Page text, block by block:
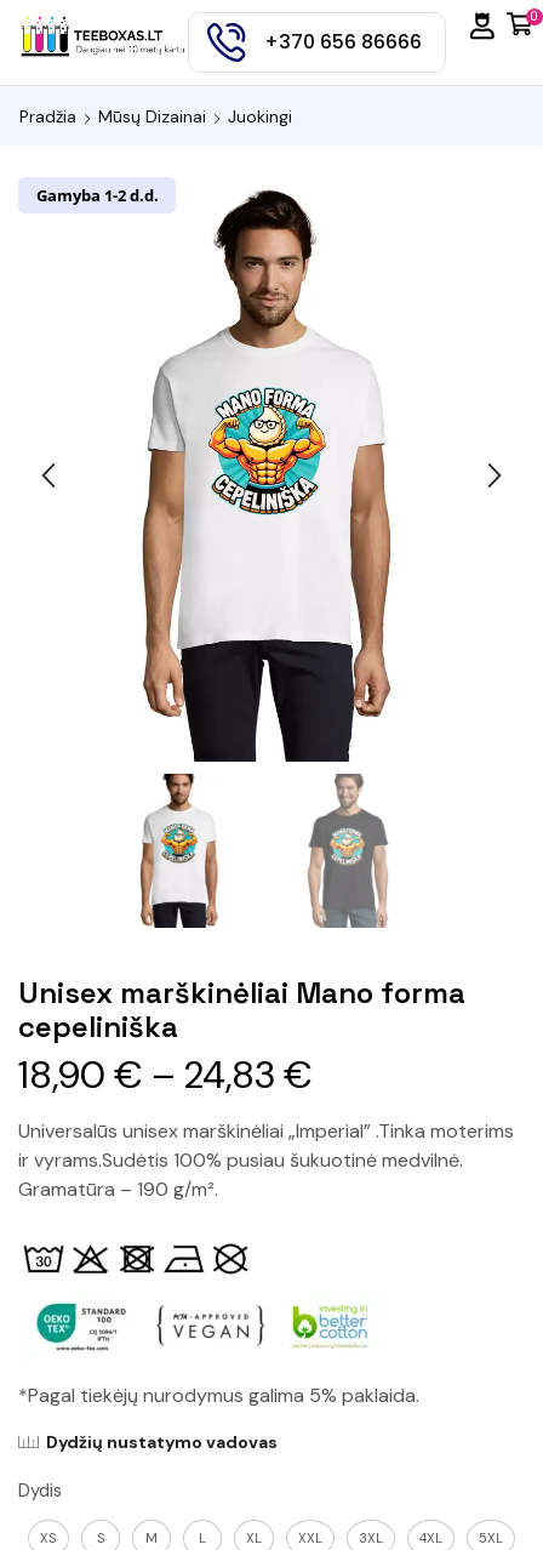
+370 656 86666
0
Pradžia Mūsų Dizainai Juokingi
Gamyba 1-2 d.d.
Unisex marškinėliai Mano forma
cepeliniška
18,90€ – 24,83€
Universalūs unisex marškinėliai „Imperial” .Tinka moterims
ir vyrams.Sudėtis 100% pusiau šukuotinė medvilnė.
Gramatūra – 190 g/m².
*Pagal tiekėjų nurodymus galima 5% paklaida.
Dydžių nustatymo vadovas
Dydis
XS S M L XL XXL 3XL 4XL 5XL